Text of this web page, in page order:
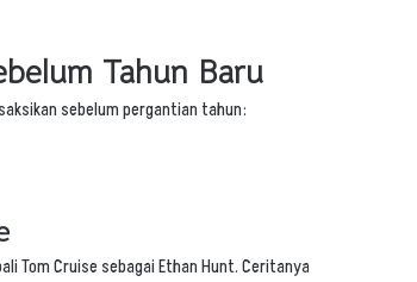
Tahun Baru
sebelum pergantian tahun:
Tom Cruise sebagai Ethan Hunt. Ceritanya